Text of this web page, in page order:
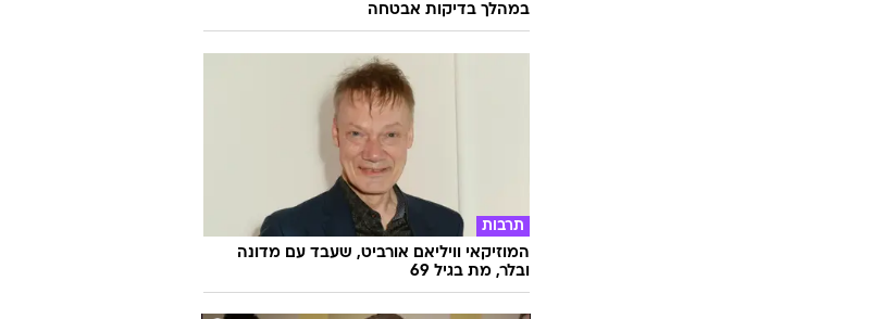
במהלך בדיקות אבטחה
תרבות
המוזיקאי וויליאם אורביט, שעבד עם מדונה
ובלר, מת בגיל 69